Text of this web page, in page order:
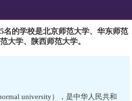
5名的学校是北京师范大学、华东师范
大学、陕西师范大学。
university），是中华人民共和